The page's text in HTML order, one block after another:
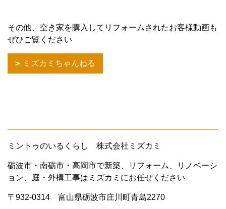
その他、空き家を購入してリフォームされたお客様動画も
ぜひご覧ください
ミズカミちゃんねる
ミントゥのいるくらし 株式会社ミズカミ
砺波市・南砺市・高岡市で新築、リフォーム、リノベーシ
ョン、庭・外構工事はミズカミにお任せください
〒932-0314 富山県砺波市庄川町青島2270